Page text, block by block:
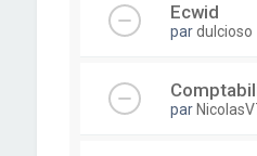
Ecwid
pardulcioso
par